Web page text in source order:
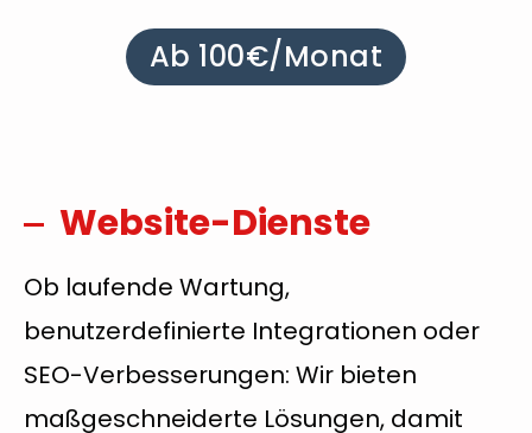
Ab 100€/Monat
Website-Dienste
Ob laufende Wartung,
benutzerdefinierte Integrationen oder
SEO-Verbesserungen: Wir bieten
maßgeschneiderte Lösungen, damit